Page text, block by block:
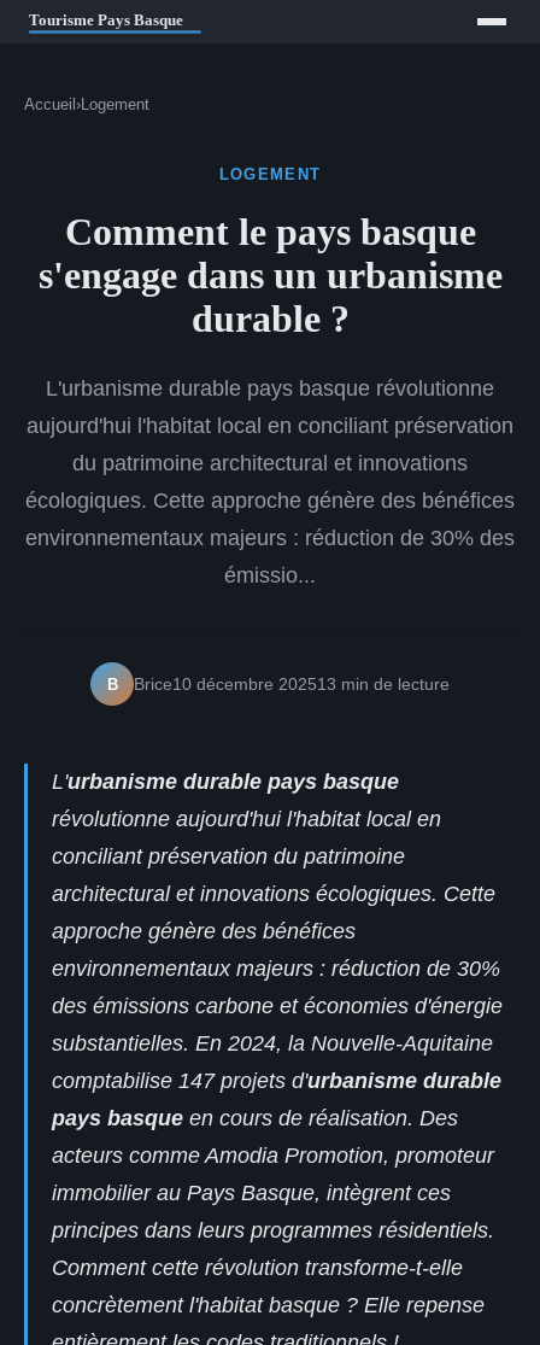
Accueil ›Logement
LOGEMENT
Comment le pays basque
s'engage dans un urbanisme
durable ?
L'urbanisme durable pays basque révolutionne
aujourd'hui l'habitat local en conciliant préservation
du patrimoine architectural et innovations
écologiques. Cette approche génère des bénéfices
environnementaux majeurs : réduction de 30% des
émissio...
B Brice10 décembre 202513 min de lecture
L'urbanisme durable pays basque
révolutionne aujourd'hui l'habitat local en
conciliant préservation du patrimoine
architectural et innovations écologiques. Cette
approche génère des bénéfices
environnementaux majeurs : réduction de 30%
des émissions carbone et économies d'énergie
substantielles. En 2024, la Nouvelle-Aquitaine
comptabilise 147 projets d'urbanisme durable
pays basque en cours de réalisation. Des
acteurs comme Amodia Promotion, promoteur
immobilier au Pays Basque, intègrent ces
principes dans leurs programmes résidentiels.
Comment cette révolution transforme-t-elle
concrètement l'habitat basque ? Elle repense